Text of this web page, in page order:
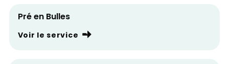
Pré en Bulles
Voir le service